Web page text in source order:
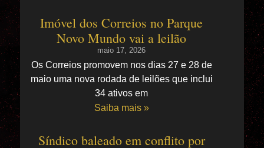
Imóvel dos Correios no Parque
Novo Mundo vai a leilão
maio 17, 2026
Os Correios promovem nos dias 27 e 28 de
maio uma nova rodada de leilões que inclui
34 ativos em
Saiba mais »
Síndico baleado em conflito por